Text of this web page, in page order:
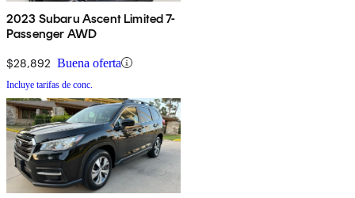
2023 Subaru Ascent Limited 7-
Passenger AWD
$28,892 Buena oferta
Incluye tarifas de conc.